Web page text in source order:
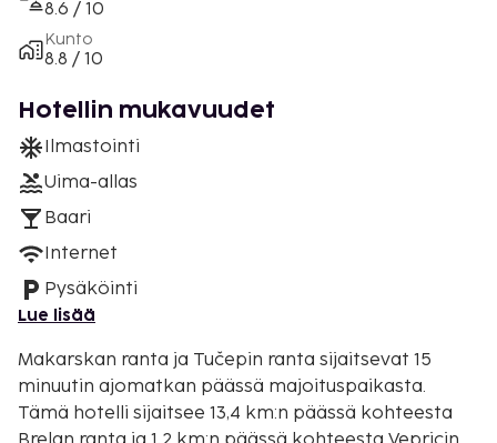
8.6 / 10
Kunto
8.8 / 10
Hotellin mukavuudet
Ilmastointi
Uima-allas
Baari
Internet
Pysäköinti
Lue lisää
Makarskan ranta ja Tučepin ranta sijaitsevat 15
minuutin ajomatkan päässä majoituspaikasta.
Tämä hotelli sijaitsee 13,4 km:n päässä kohteesta